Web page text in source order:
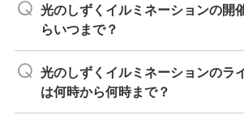
光のしずくイルミネーションの開
らいつまで？
光のしずくイルミネーションのラ
は何時から何時まで？